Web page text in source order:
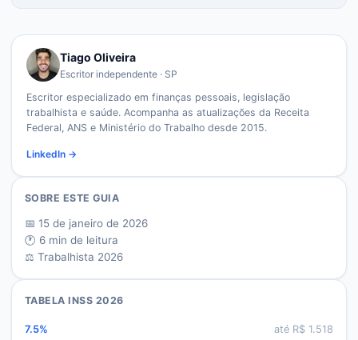
Tiago Oliveira
Escritor independente · SP
Escritor especializado em finanças pessoais, legislação
trabalhista e saúde. Acompanha as atualizações da Receita
Federal, ANS e Ministério do Trabalho desde 2015.
LinkedIn →
SOBRE ESTE GUIA
📅 15 de janeiro de 2026
🕐 6 min de leitura
⚖️ Trabalhista 2026
TABELA INSS 2026
7.5% até R$ 1.518